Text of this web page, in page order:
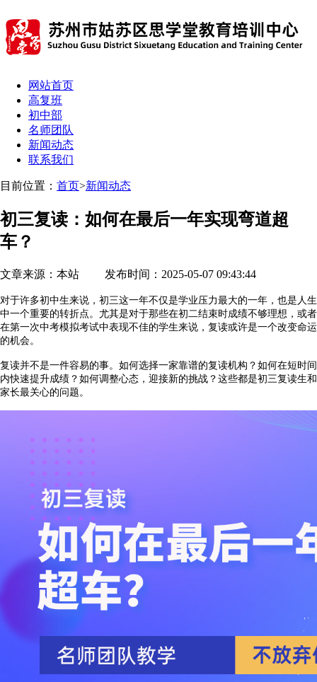
网站首页
高复班
初中部
名师团队
新闻动态
联系我们
目前位置： 首页>新闻动态
初三复读：如何在最后一年实现弯道超
车？
文章来源：本站 发布时间：2025-05-07 09:43:44
对于许多初中生来说，初三这一年不仅是学业压力最大的一年，也是人生
中一个重要的转折点。尤其是对于那些在初二结束时成绩不够理想，或者
在第一次中考模拟考试中表现不佳的学生来说，复读或许是一个改变命运
的机会。
复读并不是一件容易的事。如何选择一家靠谱的复读机构？如何在短时间
内快速提升成绩？如何调整心态，迎接新的挑战？这些都是初三复读生和
家长最关心的问题。